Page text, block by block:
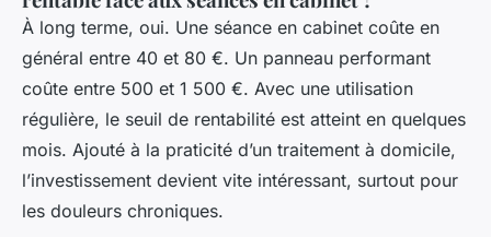
À long terme, oui. Une séance en cabinet coûte en
général entre 40 et 80 €. Un panneau performant
coûte entre 500 et 1 500 €. Avec une utilisation
régulière, le seuil de rentabilité est atteint en quelques
mois. Ajouté à la praticité d’un traitement à domicile,
l’investissement devient vite intéressant, surtout pour
les douleurs chroniques.